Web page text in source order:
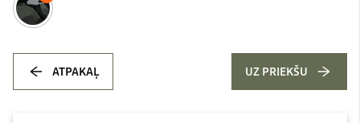
ATPAKAĻ UZ PRIEKŠU